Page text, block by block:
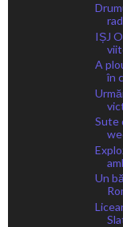
IȘJ
A
în
Sute
Un